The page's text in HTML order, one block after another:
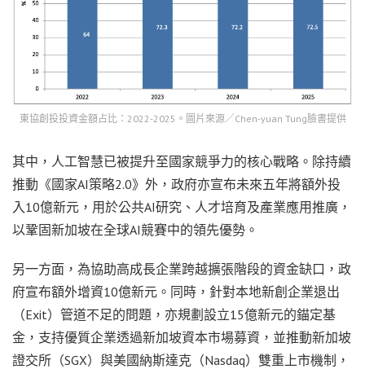
東協創投投資金額占比：2022-2025。圖片來源／Chen-yuan Tung臉書提供
其中，人工智慧已被提升至國家競爭力的核心戰略。除持續
推動《國家AI策略2.0》外，政府亦宣布未來五年將額外投
入10億新元，用於公共AI研究、人才培育及產業應用推廣，
以鞏固新加坡在全球AI競賽中的領先優勢。
另一方面，為協助高成長企業跨越擴張階段的資金缺口，政
府宣布額外增資10億新元。同時，針對本地新創企業退出
（Exit）管道不足的問題，亦規劃設立15億新元的錨定基
金，支持優質企業透過新加坡資本市場募資，並推動新加坡
證交所（SGX）與美國納斯達克（Nasdaq）雙重上市機制，